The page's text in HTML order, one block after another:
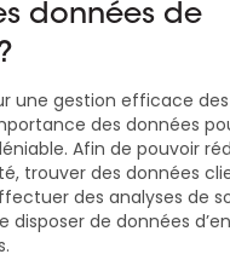
données de
une gestion efficace
des données
Afin de pouvoir
trouver des données
des analyses de
disposer de données